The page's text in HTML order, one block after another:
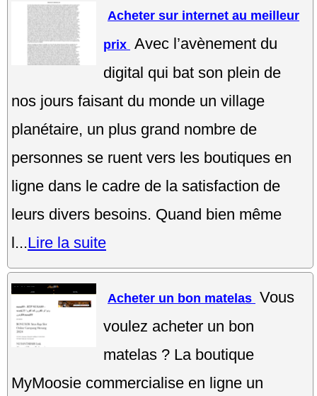
Acheter sur internet au meilleur
prix Avec l’avènement du
digital qui bat son plein de
nos jours faisant du monde un village
planétaire, un plus grand nombre de
personnes se ruent vers les boutiques en
ligne dans le cadre de la satisfaction de
leurs divers besoins. Quand bien même
l...Lire la suite
Acheter un bon matelas Vous
voulez acheter un bon
matelas ? La boutique
MyMoosie commercialise en ligne un